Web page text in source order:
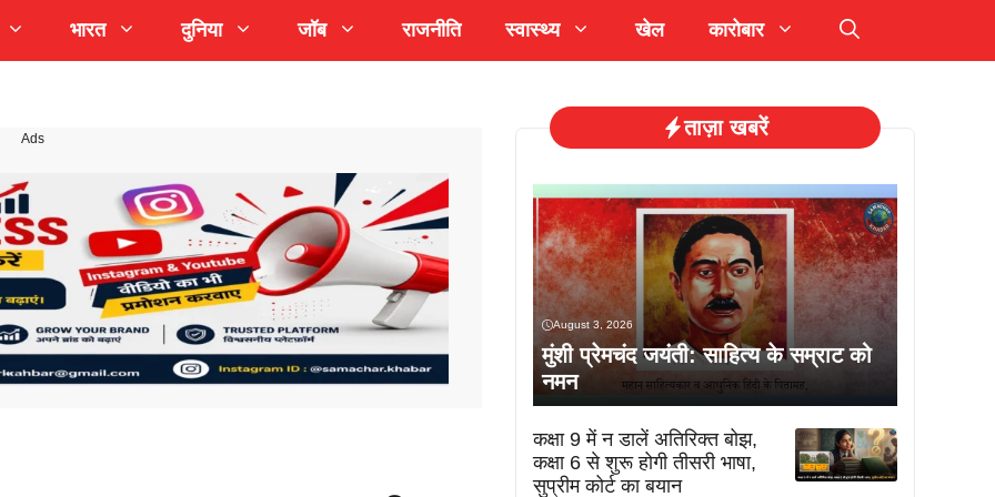
भारत दुनिया जॉब राजनीति स्वास्थ्य खेल कारोबार
Ads ताज़ा खबरें
August 3, 2026
मुंशी प्रेमचंद जयंती: साहित्य के सम्राट को
नमन
कक्षा 9 में न डालें अतिरिक्त बोझ,
कक्षा 6 से शुरू होगी तीसरी भाषा,
सुप्रीम कोर्ट का बयान